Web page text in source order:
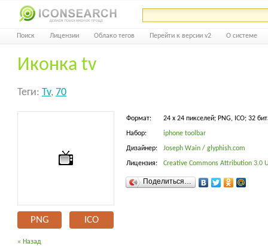
Поиск Лицензии Облако тегов Перейти к версии v2 О системе
Иконка tv
Теги: Tv, 70
PNG ICO
Формат: 24 x 24 пикселей; PNG, ICO; 32
Набор: iphone toolbar
Дизайнер: Joseph Wain / glyphish.com
Лицензия: Creative Commons Attribution 3.0
Поделиться…
« Назад